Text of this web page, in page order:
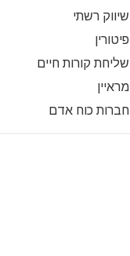
שיווק רשתי
פיטורין
שליחת קורות חיים
מראיין
חברות כוח אדם